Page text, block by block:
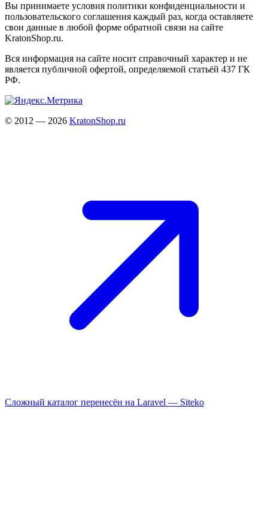
Вы принимаете условия политики конфиденциальности и
пользовательского соглашения каждый раз, когда оставляете
свои данные в любой форме обратной связи на сайте
KratonShop.ru.
Вся информация на сайте носит справочный характер и не
является публичной офертой, определяемой статьёй 437 ГК
РФ.
© 2012 — 2026 KratonShop.ru
Сложный каталог перенесён на Laravel — Siteko